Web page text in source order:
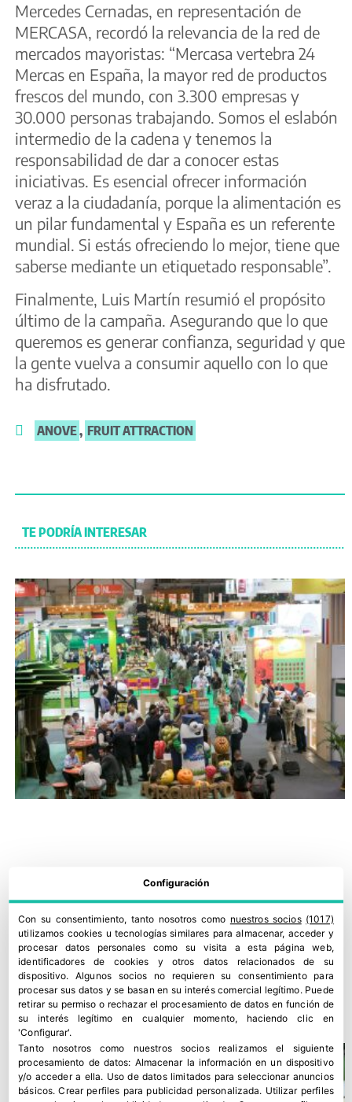
Mercedes Cernadas, en representación de
MERCASA, recordó la relevancia de la red de
mercados mayoristas: “Mercasa vertebra 24
Mercas en España, la mayor red de productos
frescos del mundo, con 3.300 empresas y
30.000 personas trabajando. Somos el eslabón
intermedio de la cadena y tenemos la
responsabilidad de dar a conocer estas
iniciativas. Es esencial ofrecer información
veraz a la ciudadanía, porque la alimentación es
un pilar fundamental y España es un referente
mundial. Si estás ofreciendo lo mejor, tiene que
saberse mediante un etiquetado responsable”.
Finalmente, Luis Martín resumió el propósito
último de la campaña. Asegurando que lo que
queremos es generar confianza, seguridad y que
la gente vuelva a consumir aquello con lo que
ha disfrutado.
ANOVE, FRUIT ATTRACTION
TE PODRÍA INTERESAR
Fruit Attraction 2026 apunta a una edición récord
22 julio, 2026
Configuración
Con su consentimiento, tanto nosotros como nuestros socios (1017)
utilizamos cookies u tecnologías similares para almacenar, acceder y
procesar datos personales como su visita a esta página web,
identificadores de cookies y otros datos relacionados de su
dispositivo. Algunos socios no requieren su consentimiento para
procesar sus datos y se basan en su interés comercial legítimo. Puede
retirar su permiso o rechazar el procesamiento de datos en función de
su interés legítimo en cualquier momento, haciendo clic en
'Configurar'.
Tanto nosotros como nuestros socios realizamos el siguiente
procesamiento de datos: Almacenar la información en un dispositivo
y/o acceder a ella. Uso de datos limitados para seleccionar anuncios
básicos.Crear perfiles para publicidad personalizada. Utilizar perfiles